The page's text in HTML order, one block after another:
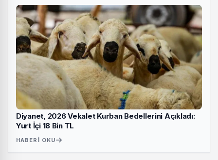
Diyanet, 2026 Vekalet Kurban Bedellerini Açıkladı:
Yurt İçi 18 Bin TL
HABERI OKU